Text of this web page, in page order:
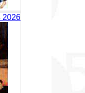
2026